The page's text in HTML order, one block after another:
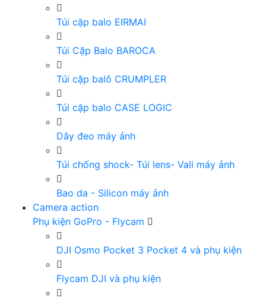
Túi cặp balo EIRMAI
Túi Cặp Balo BAROCA
Túi cặp balô CRUMPLER
Túi cặp balo CASE LOGIC
Dây đeo máy ảnh
Túi chống shock- Túi lens- Vali máy ảnh
Bao da - Silicon máy ảnh
Camera action
Phụ kiện GoPro - Flycam
DJI Osmo Pocket 3 Pocket 4 và phụ kiện
Flycam DJI và phụ kiện